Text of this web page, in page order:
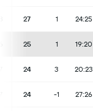
24:25
1
27
19:20
1
25
20:23
3
24
27:26
-1
24